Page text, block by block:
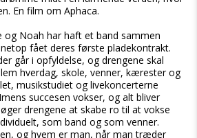
En film om Aphaca.
og Noah har haft et band sammen
fået deres første pladekontrakt.
går i opfyldelse, og drengene skal
hverdag, skole, venner, kærester og
musikstudiet og livekoncerterne
succesen vokser, og alt bliver
drengene at skabe ro til at vokse
som band og som venner.
og hvem er man, når man træder